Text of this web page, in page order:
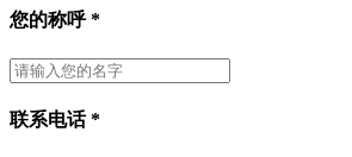
您的称呼*
联系电话*